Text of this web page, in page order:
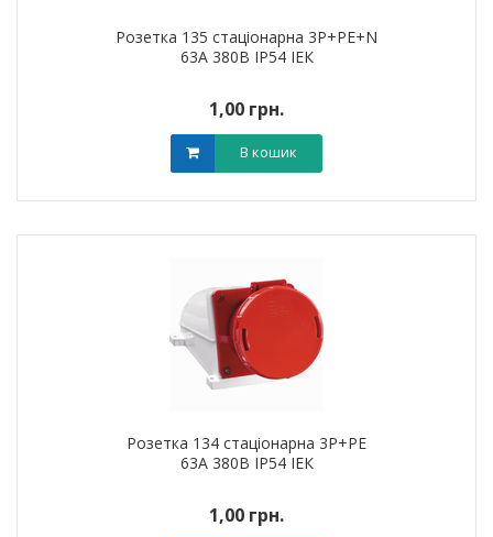
Розетка 135 стаціонарна 3Р+РЕ+N
63А 380В IP54 ІЕК
1,00 грн.
В кошик
Розетка 134 стаціонарна 3Р+РЕ
63А 380В IP54 ІЕК
1,00 грн.